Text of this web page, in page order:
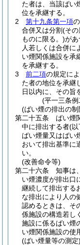
た者は、当該ばい
位を承継する。
2
第十九条第一項
合併又は分割(その
ものに限る。)があ
人若しくは合併に
い煙関係施設を承
を承継する。
3
前二項の規定に
た者の地位を承継
日以内に、その旨
(平一三条
(ばい煙の排出の制
第二十五条
ばい煙
中に排出する者(以
ばい煙量又はばい
おいて排出基準に
い。
(改善命令等)
第二十六条
知事は
い煙濃度が排出口
継続して排出する
な排出により人の
認めるときは、そ
係施設の構造若し
施設に係るばい煙
い煙関係施設の使
(ばい煙量等の測定)